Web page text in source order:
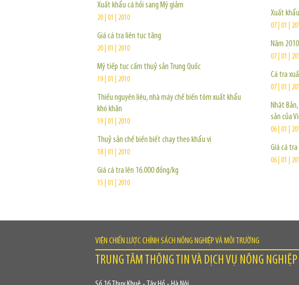
Xuất khẩu cá hồi sang Mỹ giảm
20 | 01 | 2010
Giá cá tra liên tục tăng
20 | 01 | 2010
Mỹ tiếp tục cấm thuỷ sản Trung Quốc
19 | 01 | 2010
Thiếu nguyên liệu, nhà máy chế biến tôm xuất khẩu
khó khăn
19 | 01 | 2010
Thuỷ sản chế biến biết chạy theo khẩu vị
18 | 01 | 2010
Giá cá tra lên 16.000 đồng/kg
15 | 01 | 2010
Xuất
07 | 01 |
Năm
07 | 01 |
Cá tra
07 | 01 |
Nhật
sản của
06 | 01 |
Giá cá
06 | 01 |
VIỆN CHIẾN LƯỢC CHÍNH SÁCH NÔNG NGHIỆP VÀ MÔI TRƯỜNG
TRUNG TÂM THÔNG TIN VÀ DỊCH VỤ NÔNG